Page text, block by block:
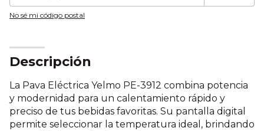
No sé mi código postal
Descripción
La Pava Eléctrica Yelmo PE-3912 combina potencia
y modernidad para un calentamiento rápido y
preciso de tus bebidas favoritas. Su pantalla digital
permite seleccionar la temperatura ideal, brindando